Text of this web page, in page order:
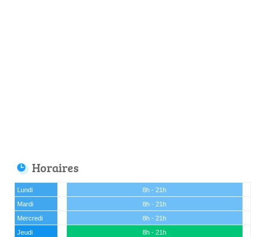
Horaires
Lundi
8h - 21h
Mardi
8h - 21h
Mercredi
8h - 21h
Jeudi
8h - 21h